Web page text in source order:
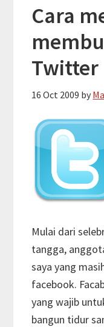
Cara
Twitter
16 Oct 2009 by
Mulai dari
tangga,
saya yang
facebook.
yang wajib
bangun tidur